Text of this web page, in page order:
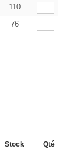
110
76
Stock Qté